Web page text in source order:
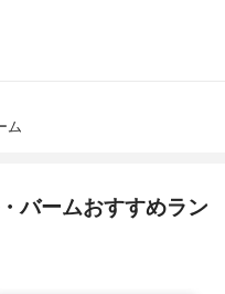
ム
バームおすすめラン